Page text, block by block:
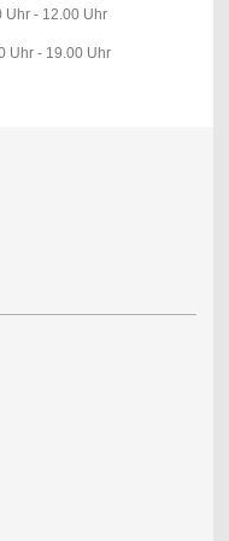
- 12.00 Uhr
- 19.00 Uhr